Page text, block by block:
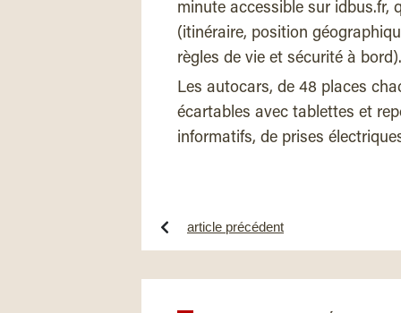
minute accessible sur idbus.fr,
(itinéraire, position
règles de vie et sécurité à bord).
Les autocars, de 48 places
écartables avec tablettes et
informatifs, de prises
article précédent